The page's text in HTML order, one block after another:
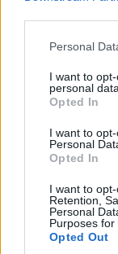
Personal
I want to
personal data.
Opted In
I want to
Personal
Opted In
I want to
Retention,
Personal
Purposes for
Opted Out
Publié parRausch